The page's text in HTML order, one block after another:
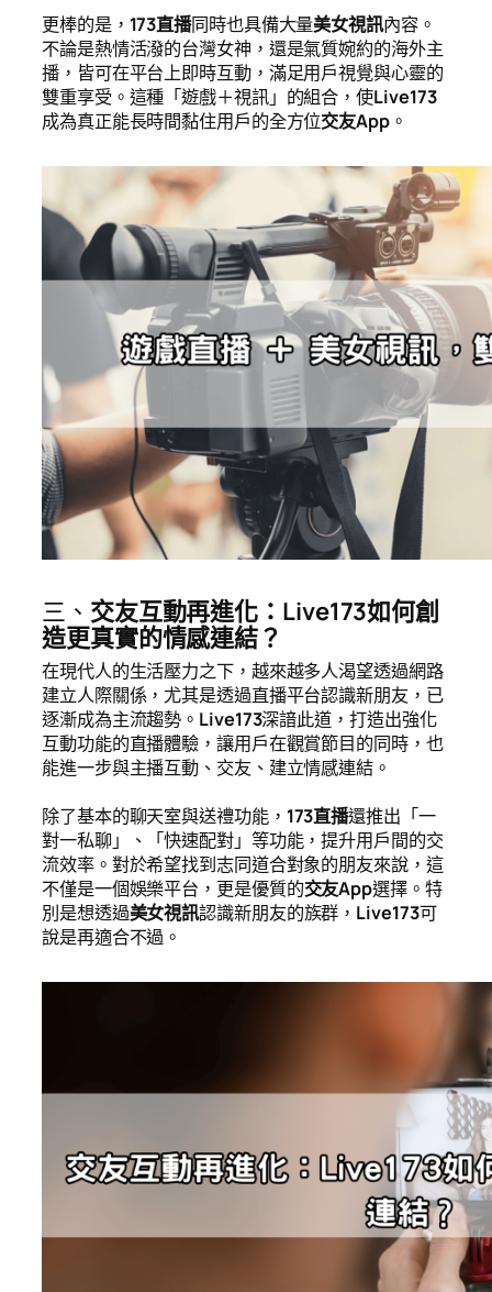
更棒的是， 173直播同時也具備大量美女視訊內容。
不論是熱情活潑的台灣女神，還是氣質婉約的海外主
播，皆可在平台上即時互動，滿足用戶視覺與心靈的
雙重享受。這種「遊戲＋視訊」的組合，使Live173
成為真正能長時間黏住用戶的全方位交友App。
三、 交友互動再進化：Live173如何創
造更真實的情感連結？
在現代人的生活壓力之下，越來越多人渴望透過網路
建立人際關係，尤其是透過直播平台認識新朋友，已
逐漸成為主流趨勢。 Live173深諳此道，打造出強化
互動功能的直播體驗，讓用戶在觀賞節目的同時，也
能進一步與主播互動、交友、建立情感連結。
除了基本的聊天室與送禮功能， 173直播還推出「一
對一私聊」、「快速配對」等功能，提升用戶間的交
流效率。對於希望找到志同道合對象的朋友來說，這
不僅是一個娛樂平台，更是優質的交友App選擇。特
別是想透過美女視訊認識新朋友的族群， Live173可
說是再適合不過。